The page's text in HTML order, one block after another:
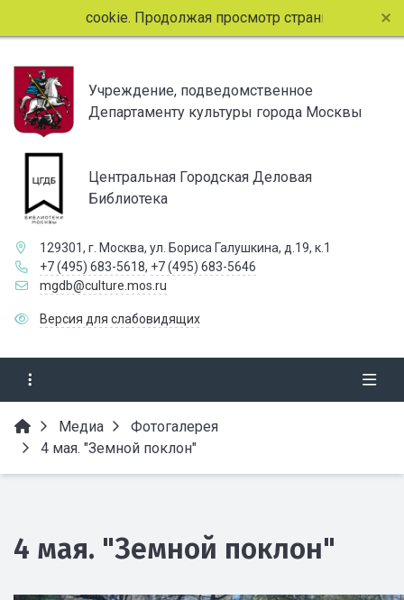
Продолжая просмотр страниц сайта, вы
Учреждение, подведомственное
Департаменту культуры города Москвы
Центральная Городская Деловая
Библиотека
129301, г. Москва, ул. Бориса Галушкина, д.19, к.1
+7 (495) 683-5618, +7 (495) 683-5646
mgdb@culture.mos.ru
Версия для слабовидящих
Медиа
Фотогалерея
4 мая. "Земной поклон"
4 мая. "Земной поклон"